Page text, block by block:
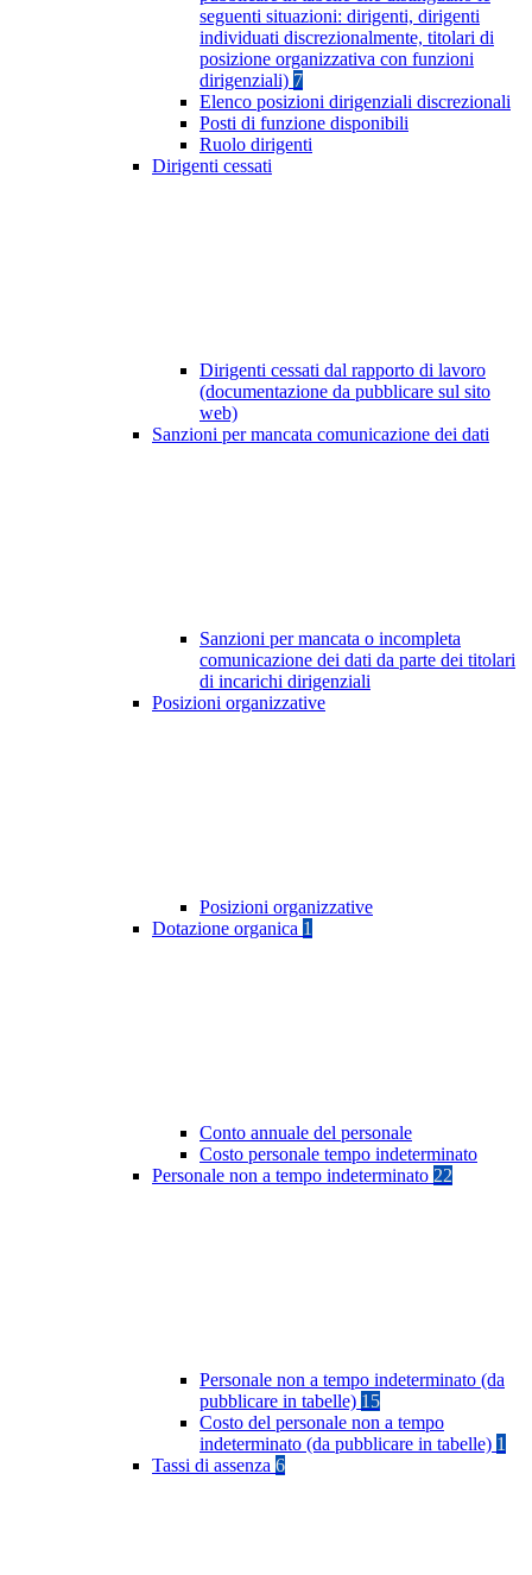
seguenti situazioni: dirigenti, dirigenti
individuati discrezionalmente, titolari di
posizione organizzativa con funzioni
dirigenziali) 7
Elenco posizioni dirigenziali discrezionali
Posti di funzione disponibili
Ruolo dirigenti
Dirigenti cessati
Dirigenti cessati dal rapporto di lavoro
(documentazione da pubblicare sul sito
web)
Sanzioni per mancata comunicazione dei dati
Sanzioni per mancata o incompleta
comunicazione dei dati da parte dei titolari
di incarichi dirigenziali
Posizioni organizzative
Posizioni organizzative
Dotazione organica 1
Conto annuale del personale
Costo personale tempo indeterminato
Personale non a tempo indeterminato 22
Personale non a tempo indeterminato (da
pubblicare in tabelle) 15
Costo del personale non a tempo
indeterminato (da pubblicare in tabelle) 1
Tassi di assenza 6